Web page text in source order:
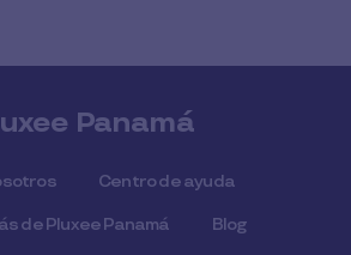
Panamá
Centro de ayuda
de Pluxee Panamá Blog